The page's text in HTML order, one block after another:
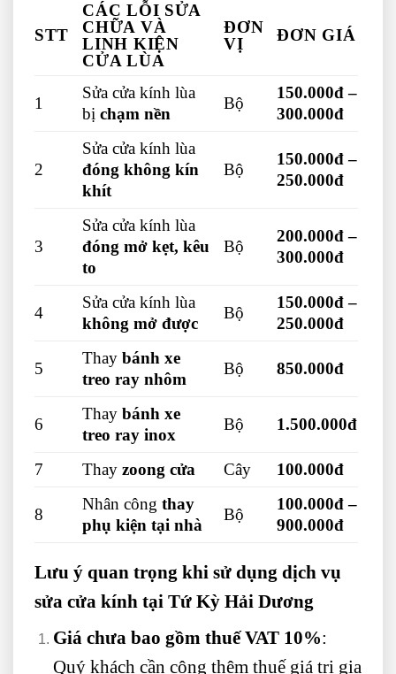
STT
CÁC LỖI SỬA
CHỮA VÀ
LINH KIỆN
CỬA LÙA
ĐƠN
VỊ
ĐƠN GIÁ
1
Sửa cửa kính lùa
bịchạm nền
Bộ
150.000đ –
300.000đ
2
Sửa cửa kính lùa
đóng không kín
khít
Bộ
150.000đ –
250.000đ
3
Sửa cửa kính lùa
đóng mở kẹt, kêu
to
Bộ
200.000đ –
300.000đ
4
Sửa cửa kính lùa
không mở được
Bộ
150.000đ –
250.000đ
5
Thaybánh xe
treo ray nhôm
Bộ 850.000đ
6
Thaybánh xe
treo ray inox
Bộ 1.500.000đ
7 Thayzoong cửa Cây 100.000đ
8
Nhân côngthay
phụ kiện tại nhà
Bộ
100.000đ –
900.000đ
Lưu ý quan trọng khi sử dụng dịch vụ
sửa cửa kính tại Tứ Kỳ Hải Dương
Giá chưa bao gồm thuế VAT 10%:
Quý khách cần cộng thêm thuế giá trị gia